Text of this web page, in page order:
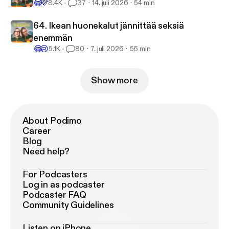
😂💜8.4K 37 14. juli 2026 54 min
64. Ikean huonekalut jännittää seksiä
enemmän
😂😢5.1K 80 7. juli 2026 56 min
Show more
About Podimo
Career
Blog
Need help?
For Podcasters
Log in as podcaster
Podcaster FAQ
Community Guidelines